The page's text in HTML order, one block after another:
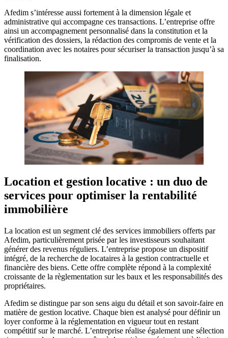
Afedim s’intéresse aussi fortement à la dimension légale et
administrative qui accompagne ces transactions. L’entreprise offre
ainsi un accompagnement personnalisé dans la constitution et la
vérification des dossiers, la rédaction des compromis de vente et la
coordination avec les notaires pour sécuriser la transaction jusqu’à sa
finalisation.
Location et gestion locative : un duo de
services pour optimiser la rentabilité
immobilière
La location est un segment clé des services immobiliers offerts par
Afedim, particulièrement prisée par les investisseurs souhaitant
générer des revenus réguliers. L’entreprise propose un dispositif
intégré, de la recherche de locataires à la gestion contractuelle et
financière des biens. Cette offre complète répond à la complexité
croissante de la règlementation sur les baux et les responsabilités des
propriétaires.
Afedim se distingue par son sens aigu du détail et son savoir-faire en
matière de gestion locative. Chaque bien est analysé pour définir un
loyer conforme à la réglementation en vigueur tout en restant
compétitif sur le marché. L’entreprise réalise également une sélection